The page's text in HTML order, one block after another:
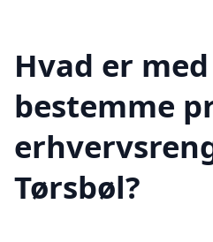
Hvad er
bestemme
Tørsbøl?